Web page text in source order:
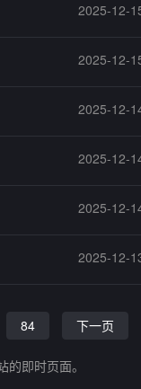
2025-12-
2025-12-
2025-12-
2025-12-
2025-12-
2025-12-
84 下一页
即时页面。